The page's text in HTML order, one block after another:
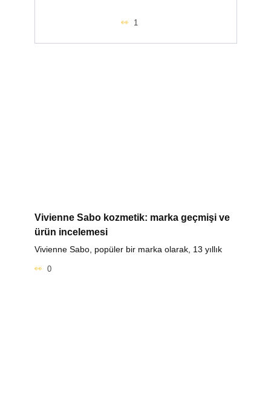
1
Vivienne Sabo kozmetik: marka geçmişi ve
ürün incelemesi
Vivienne Sabo, popüler bir marka olarak, 13 yıllık
0